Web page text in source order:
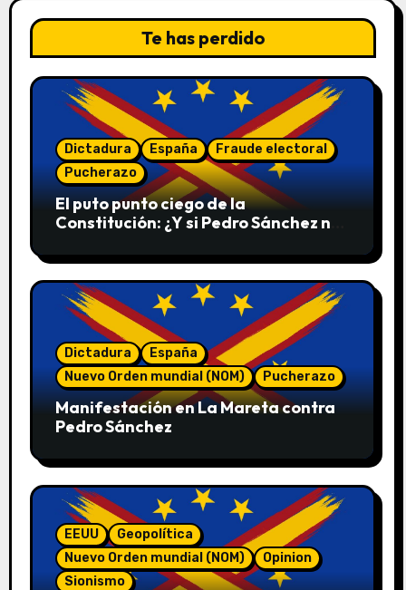
Te has perdido
Dictadura España
Fraude electoral
Pucherazo
El puto punto ciego de la
Constitución: ¿Y si Pedro Sánchez no
Dictadura
España
Nuevo Orden mundial (NOM)
Pucherazo
Manifestación en La Mareta contra
Pedro Sánchez
EEUU
Geopolítica
Nuevo Orden mundial (NOM)
Opinion
Sionismo